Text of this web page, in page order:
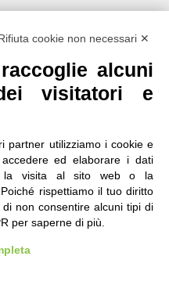
|privacy|
note legali
di Ricerche Economico
- C.F.80084650011
cookie non necessari ✕
alcuni
visitatori e
partner utilizziamo i cookie e
ed elaborare i dati
la visita al sito web o la
rispettiamo il tuo diritto
non consentire alcuni tipi di
per saperne di più.